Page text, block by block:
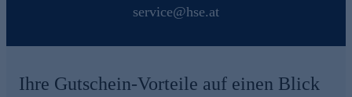
service@hse.at
Ihre Gutschein-Vorteile auf einen Blick